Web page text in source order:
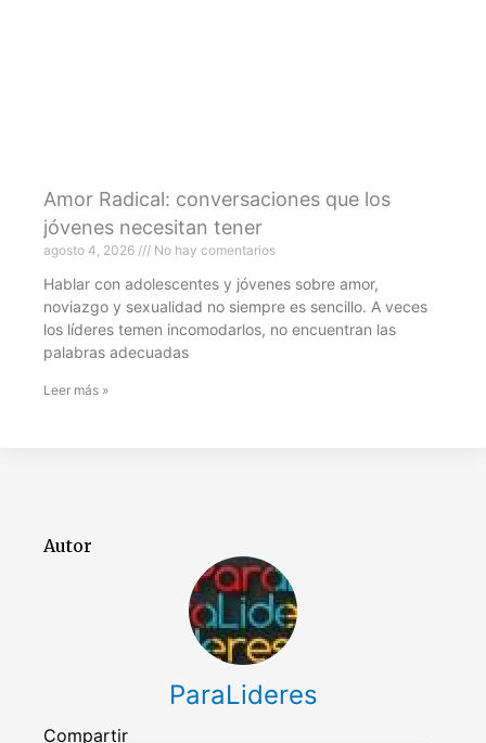
Amor Radical: conversaciones que los
jóvenes necesitan tener
agosto 4, 2026 No hay comentarios
Hablar con adolescentes y jóvenes sobre amor,
noviazgo y sexualidad no siempre es sencillo. A veces
los líderes temen incomodarlos, no encuentran las
palabras adecuadas
Leer más »
Autor
ParaLideres
Compartir